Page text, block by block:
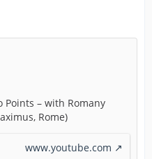
Points – with Romany
Rome)
www.youtube.com